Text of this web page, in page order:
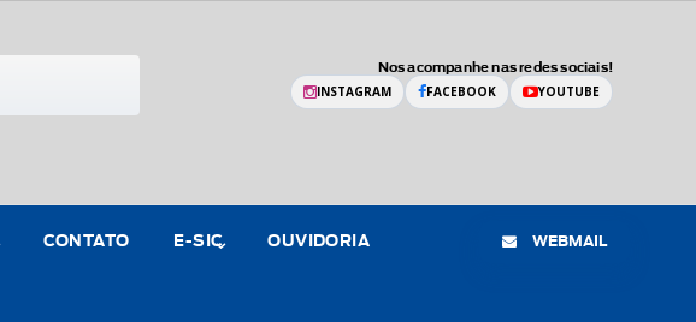
Nos acompanhe nas redes sociais!
INSTAGRAM FACEBOOK YOUTUBE
CONTATO E-SIC OUVIDORIA WEBMAIL